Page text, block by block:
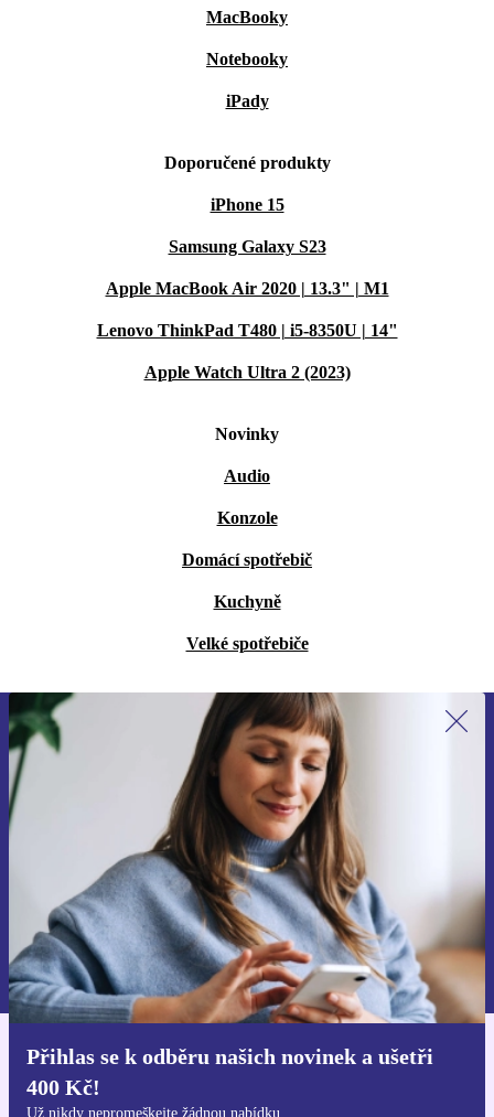
MacBooky
Notebooky
iPady
Doporučené produkty
iPhone 15
Samsung Galaxy S23
Apple MacBook Air 2020 | 13.3" | M1
Lenovo ThinkPad T480 | i5-8350U | 14"
Apple Watch Ultra 2 (2023)
Novinky
Audio
Konzole
Domácí spotřebič
Kuchyně
Velké spotřebiče
Přihlas se k odběru našich novinek a ušetři
400 Kč!
Už nikdy nepromeškejte žádnou nabídku
Přihlas se k odběru našich novinek a
ušetři 400 Kč!
Už nikdy nepromeškej žádnou nabídku.
Chci voucher
Informace o použití osobních údajů najdeš v našich
Zásadách ochrany osobních údajů.
Stáhni si aplikaci refurbed